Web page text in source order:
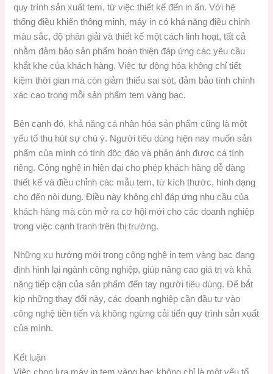
quy trình sản xuất tem, từ việc thiết kế đến in ấn. Với hệ
thống điều khiển thông minh, máy in có khả năng điều chỉnh
màu sắc, độ phân giải và thiết kế một cách linh hoạt, tất cả
nhằm đảm bảo sản phẩm hoàn thiện đáp ứng các yêu cầu
khắt khe của khách hàng. Việc tự động hóa không chỉ tiết
kiệm thời gian mà còn giảm thiểu sai sót, đảm bảo tính chính
xác cao trong mỗi sản phẩm tem vàng bạc.
Bên cạnh đó, khả năng cá nhân hóa sản phẩm cũng là một
yếu tố thu hút sự chú ý. Người tiêu dùng hiện nay muốn sản
phẩm của mình có tính độc đáo và phản ánh được cá tính
riêng. Công nghệ in hiện đại cho phép khách hàng dễ dàng
thiết kế và điều chỉnh các mẫu tem, từ kích thước, hình dạng
cho đến nội dung. Điều này không chỉ đáp ứng nhu cầu của
khách hàng mà còn mở ra cơ hội mới cho các doanh nghiệp
trong việc cạnh tranh trên thị trường.
Những xu hướng mới trong công nghệ in tem vàng bạc đang
định hình lại ngành công nghiệp, giúp nâng cao giá trị và khả
năng tiếp cận của sản phẩm đến tay người tiêu dùng. Để bắt
kịp những thay đổi này, các doanh nghiệp cần đầu tư vào
công nghệ tiên tiến và không ngừng cải tiến quy trình sản xuất
của mình.
Kết luận
Việc chọn lựa máy in tem vàng bạc không chỉ là một yếu tố